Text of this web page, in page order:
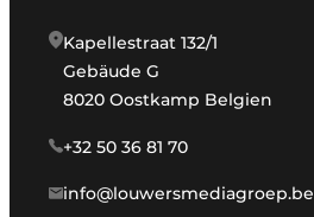
Kapellestraat 132/1
Gebäude G
8020 Oostkamp Belgien
+32 50 36 81 70
info@louwersmediagroep.be